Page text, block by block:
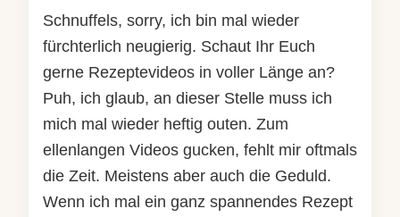
Schnuffels, sorry, ich bin mal wieder
fürchterlich neugierig. Schaut Ihr Euch
gerne Rezeptevideos in voller Länge an?
Puh, ich glaub, an dieser Stelle muss ich
mich mal wieder heftig outen. Zum
ellenlangen Videos gucken, fehlt mir oftmals
die Zeit. Meistens aber auch die Geduld.
Wenn ich mal ein ganz spannendes Rezept